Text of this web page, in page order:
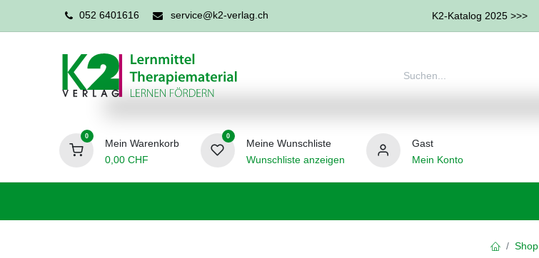
052 6401616 service@k2-verlag.ch K2-Katalog 2025 >>>
0
Mein Warenkorb
0,00CHF
0
Meine Wunschliste
Wunschliste anzeigen
Gast
Mein Konto
Shop